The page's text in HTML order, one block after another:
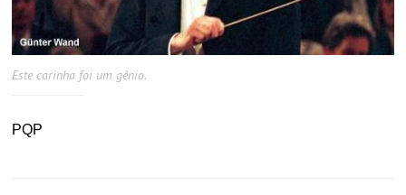
Este carinha foi um gênio.
PQP